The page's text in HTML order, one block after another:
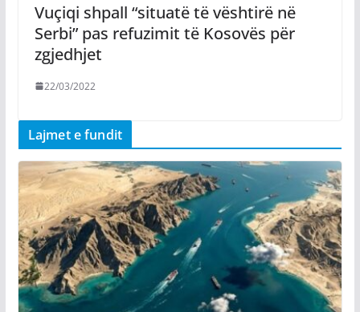
Vuçiqi shpall “situatë të vështirë në
Serbi” pas refuzimit të Kosovës për
zgjedhjet
22/03/2022
Lajmet e fundit